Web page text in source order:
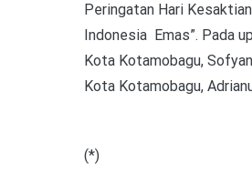
Peringatan Hari
Indonesia Emas”. Pada
Kota Kotamobagu,
Kota Kotamobagu,
(*)